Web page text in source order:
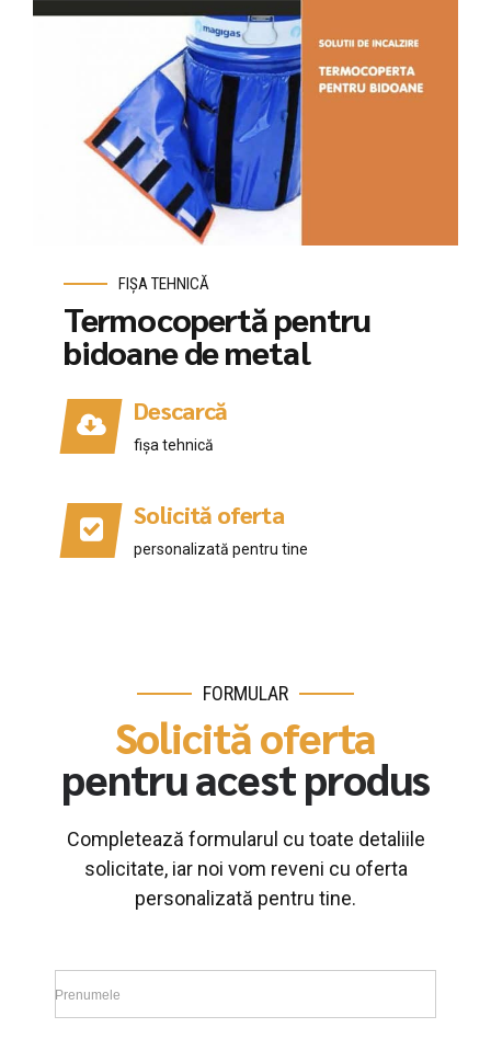
FIȘA TEHNICĂ
Termocopertă pentru
bidoane de metal
Descarcă
fișa tehnică
Solicită oferta
personalizată pentru tine
FORMULAR
Solicită oferta
pentru acest produs
Completează formularul cu toate detaliile
solicitate, iar noi vom reveni cu oferta
personalizată pentru tine.
Prenumele